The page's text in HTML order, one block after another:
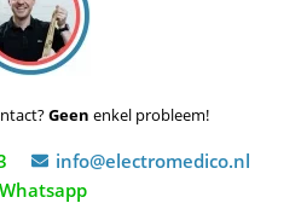
Geen enkel probleem!
info@electromedico.nl
Whatsapp